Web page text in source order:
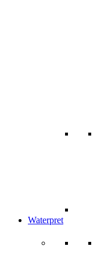
Waterpret